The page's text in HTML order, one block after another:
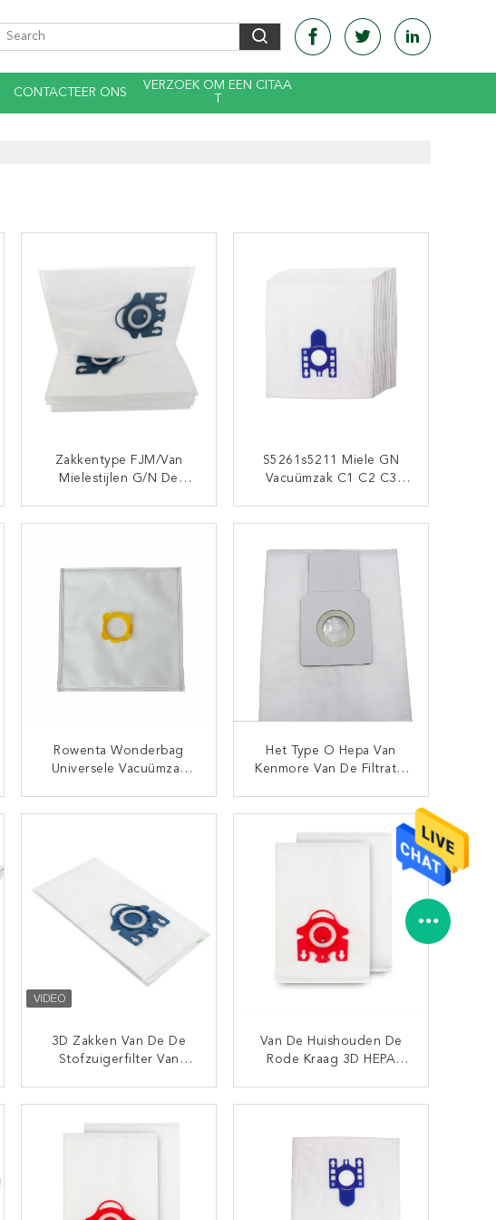
CONTACTEER ONS
VERZOEK OM EEN CITAA
Zakkentype FJM/van
Mielestijlen G/N De
CONTACT NU
S5261s5211 Miele GN
Vacuümzak C1 C2 C3
CONTACT NU
Rowenta Wonderbag
Universele Vacuümzak
CONTACT NU
Het Type O Hepa Van
Kenmore Van De Filtratie
CONTACT NU
3D Zakken Van De De
Stofzuigerfilter Van
CONTACT NU
Van De Huishouden De
Rode Kraag 3D HEPA
CONTACT NU